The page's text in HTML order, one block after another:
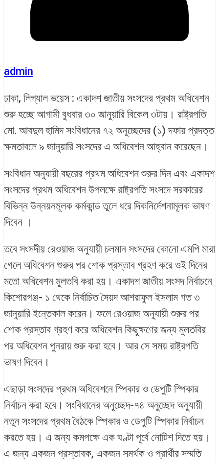
admin
ঢাকা, লিগ্যাল ভয়েস : একাদশ জাতীয় সংসদের প্রথম অধিবেশন
শুরু হচ্ছে আগামী বুধবার ৩০ জানুয়ারি বিকেল ৩টায়। রাষ্ট্রপতি
মো. আবদুল হামিদ সংবিধানের ৭২ অনুচ্ছেদের (১) দফায় প্রদত্ত
ক্ষমতাবলে ৯ জানুয়ারি সংসদের এ অধিবেশন আহ্বান করেছেন।
সংবিধান অনুযায়ী বছরের প্রথম অধিবেশন শুরুর দিন এবং একাদশ
সংসদের প্রথম অধিবেশন উপলক্ষে রাষ্ট্রপতি সংসদে সরকারের
বিভিন্ন উন্নয়নমূলক কর্মকান্ড তুলে ধরে দিকনির্দেশনামূলক ভাষণ
দিবেন ।
তবে সংসদীয় রেওয়াজ অনুযায়ী চলমান সংসদের কোনো এমপি মারা
গেলে অধিবেশন শুরুর পর শোক প্রস্তাব গ্রহণ করে ওই দিনের
মতো অধিবেশন মুলতবি করা হয়। একাদশ জাতীয় সংসদ নির্বাচনে
কিশোরগঞ্জ- ১ থেকে নির্বাচিত সৈয়দ আশরাফুল ইসলাম গত ৩
জানুয়ারি ইন্তেকাল করেন। ফলে রেওয়াজ অনুযায়ী শুরুর পর
শোক প্রস্তাব গ্রহণ করে অধিবেশন কিছুক্ষণের জন্য মুলতবির
পর অধিবেশন পুনরায় শুরু করা হবে। আর সে সময় রাষ্ট্রপতি
ভাষণ দিবেন।
এছাড়া সংসদের প্রথম অধিবেশনে স্পিকার ও ডেপুটি স্পিকার
নির্বাচন করা হবে। সংবিধানের অনুচ্ছেদ-৭৪ অনুচ্ছেদ অনুযায়ী
নতুন সংসদের প্রথম বৈঠকে স্পিকার ও ডেপুটি স্পিকার নির্বাচন
করতে হয়। এ জন্য কমপক্ষে এক ঘণ্টা পূর্বে নোটিশ দিতে হয়।
এ জন্য একজন প্রস্তাবক, একজন সমর্থক ও প্রার্থীর সম্মতি